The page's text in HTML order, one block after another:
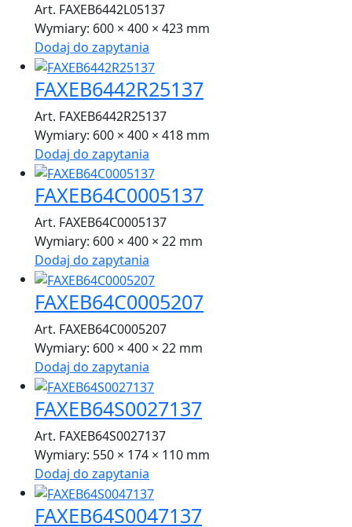
Art. FAXEB6442L05137
Wymiary: 600 × 400 × 423 mm
Dodaj do zapytania
FAXEB6442R25137
Art. FAXEB6442R25137
Wymiary: 600 × 400 × 418 mm
Dodaj do zapytania
FAXEB64C0005137
Art. FAXEB64C0005137
Wymiary: 600 × 400 × 22 mm
Dodaj do zapytania
FAXEB64C0005207
Art. FAXEB64C0005207
Wymiary: 600 × 400 × 22 mm
Dodaj do zapytania
FAXEB64S0027137
Art. FAXEB64S0027137
Wymiary: 550 × 174 × 110 mm
Dodaj do zapytania
FAXEB64S0047137